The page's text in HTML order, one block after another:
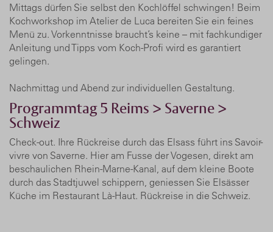
Mittags dürfen Sie selbst den Kochlöffel schwingen! Beim
Kochworkshop im Atelier de Luca bereiten Sie ein feines
Menü zu. Vorkenntnisse braucht’s keine – mit fachkundiger
Anleitung und Tipps vom Koch-Profi wird es garantiert
gelingen.
Nachmittag und Abend zur individuellen Gestaltung.
Programmtag 5 Reims > Saverne >
Schweiz
Check-out. Ihre Rückreise durch das Elsass führt ins Savoir-
vivre von Saverne. Hier am Fusse der Vogesen, direkt am
beschaulichen Rhein-Marne-Kanal, auf dem kleine Boote
durch das Stadtjuwel schippern, geniessen Sie Elsässer
Küche im Restaurant Là-Haut. Rückreise in die Schweiz.